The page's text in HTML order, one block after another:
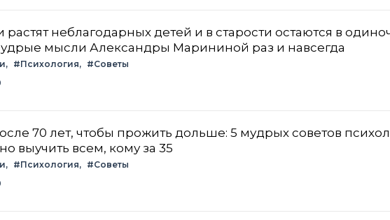
неблагодарных детей и в старости остаются в
мысли Александры Марининой раз и навсегда
#Психология
#Советы
70 лет, чтобы прожить дольше: 5 мудрых советов
выучить всем, кому за 35
#Психология
#Советы